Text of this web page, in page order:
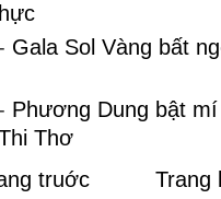
- Gala Sol Vàng bất
- Phương Dung bật
Thơ
truớc
Trang